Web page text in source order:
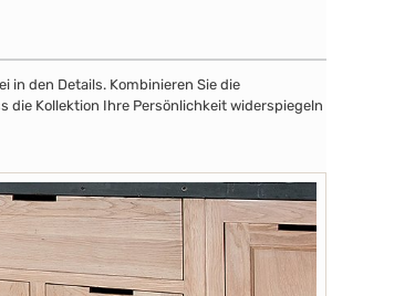
in den Details. Kombinieren Sie die
die Kollektion Ihre Persönlichkeit widerspiegeln